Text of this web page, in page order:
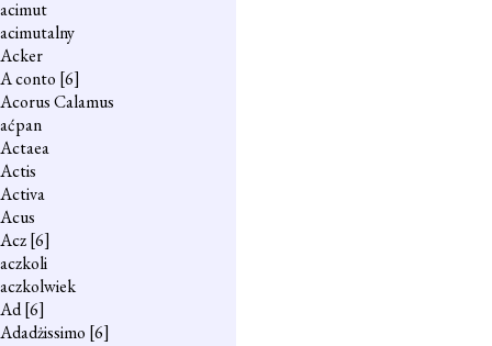
acimut
acimutalny
Acker
A conto [6]
Acorus Calamus
aćpan
Actaea
Actis
Activa
Acus
Acz[6]
aczkoli
aczkolwiek
Ad[6]
Adadżissimo [6]